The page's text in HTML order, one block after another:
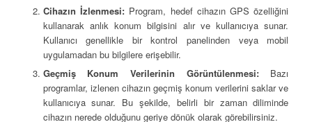
Cihazın İzlenmesi:Program, hedef cihazın GPS özelliğini
kullanarak anlık konum bilgisini alır ve kullanıcıya sunar.
Kullanıcı genellikle bir kontrol panelinden veya mobil
uygulamadan bu bilgilere erişebilir.
Geçmiş Konum Verilerinin Görüntülenmesi:Bazı
programlar, izlenen cihazın geçmiş konum verilerini saklar ve
kullanıcıya sunar. Bu şekilde, belirli bir zaman diliminde
cihazın nerede olduğunu geriye dönük olarak görebilirsiniz.